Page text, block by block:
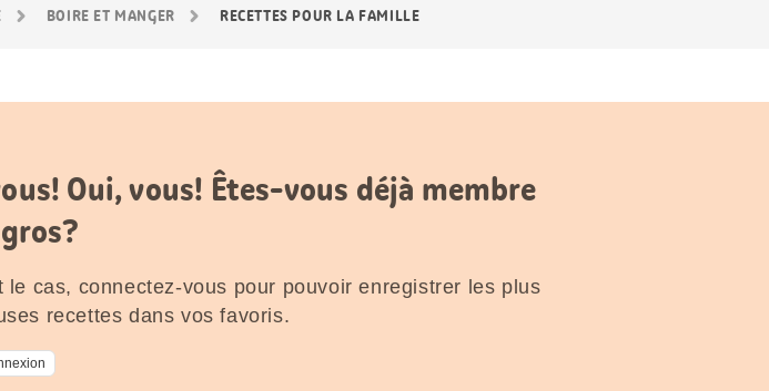
BOIRE ET MANGER RECETTES POUR LA FAMILLE
Oui, vous! Êtes-vous déjà membre
le cas, connectez-vous pour pouvoir enregistrer les plus
recettes dans vos favoris.